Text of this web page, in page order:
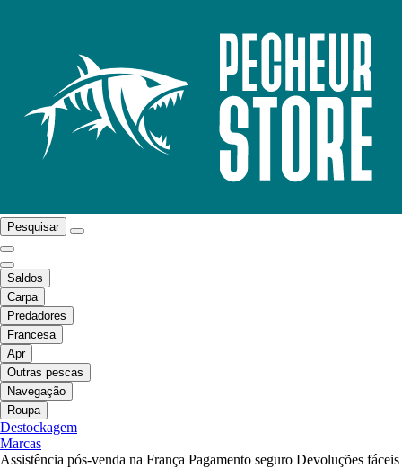
Pesquisar
Saldos
Carpa
Predadores
Francesa
Apr
Outras pescas
Navegação
Roupa
Destockagem
Marcas
Assistência pós-venda na França Pagamento seguro Devoluções fáceis